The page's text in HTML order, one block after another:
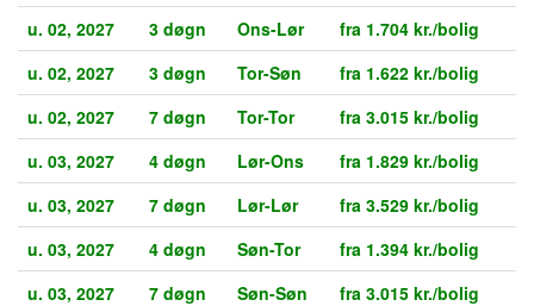
u. 02, 2027
3 døgn Ons-Lør
fra 1.704 kr./bolig
u. 02, 2027
3 døgn Tor-Søn
fra 1.622 kr./bolig
u. 02, 2027
7 døgn Tor-Tor
fra 3.015 kr./bolig
u. 03, 2027
4 døgn Lør-Ons
fra 1.829 kr./bolig
u. 03, 2027
7 døgn Lør-Lør
fra 3.529 kr./bolig
u. 03, 2027
4 døgn Søn-Tor
fra 1.394 kr./bolig
u. 03, 2027
7 døgn Søn-Søn
fra 3.015 kr./bolig